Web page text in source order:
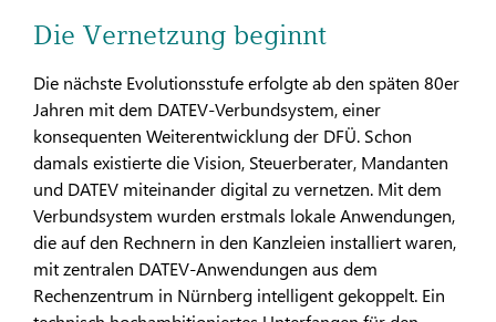
Die Vernetzung beginnt
Die nächste Evolutionsstufe erfolgte ab den späten 80er
Jahren mit dem DATEV-Verbundsystem, einer
konsequenten Weiterentwicklung der DFÜ. Schon
damals existierte die Vision, Steuerberater, Mandanten
und DATEV miteinander digital zu vernetzen. Mit dem
Verbundsystem wurden erstmals lokale Anwendungen,
die auf den Rechnern in den Kanzleien installiert waren,
mit zentralen DATEV-Anwendungen aus dem
Rechenzentrum in Nürnberg intelligent gekoppelt. Ein